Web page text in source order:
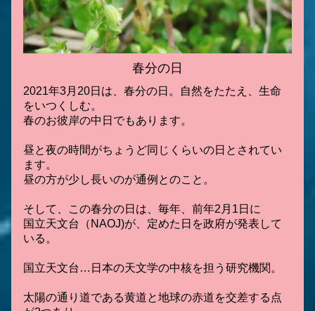
春分の日
2021年3月20日は、春分の日。自然をたたえ、生命
をいつくしむ。
春のお彼岸の中日でもあります。
昼と夜の時間がちょうど同じくらいの日とされてい
ます。
昼の方が少し長いのが通例とのこと。
そして、この春分の日は、毎年、前年2月1日に
国立天文台（NAOJ)が、定めた日を政府が発表して
いる。
国立天文台…日本の天文学の中核を担う研究機関。
太陽の通り道である黄道と地球の赤道を交差する点